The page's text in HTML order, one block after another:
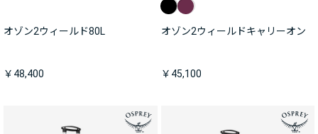
オゾン2ウィールド80L
￥48,400
オゾン2ウィールドキャリーオン
￥45,100